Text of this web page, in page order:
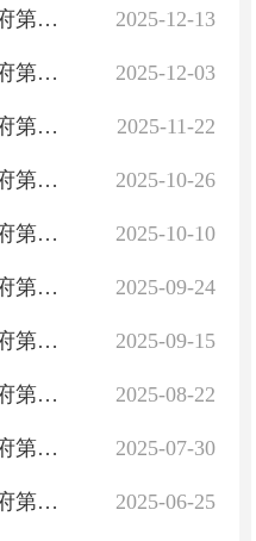
2025-12-13
叶城县第十七届人民政府第四十四次常务会议
2025-12-03
叶城县第十七届人民政府第四十三次常务会议
2025-11-22
叶城县第十七届人民政府第四十二次常务会议
2025-10-26
叶城县第十七届人民政府第四十一次常务会议
2025-10-10
叶城县第十七届人民政府第四十次常务会议
2025-09-24
叶城县第十七届人民政府第三十九次常务会议
2025-09-15
叶城县第十七届人民政府第三十八次常务会议
2025-08-22
叶城县第十七届人民政府第三十七次常务会议
2025-07-30
叶城县第十七届人民政府第三十六次常务会议
2025-06-25
叶城县第十七届人民政府第三十五次常务会议